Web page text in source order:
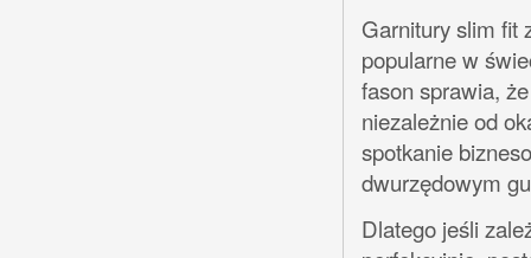
Garnitury slim fit
popularne w
fason sprawia,
niezależnie od
spotkanie
dwurzędowym
Dlatego jeśli